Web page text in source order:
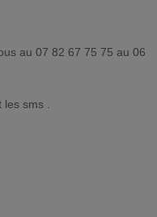
au 07 82 67 75 75 au 06
sms .